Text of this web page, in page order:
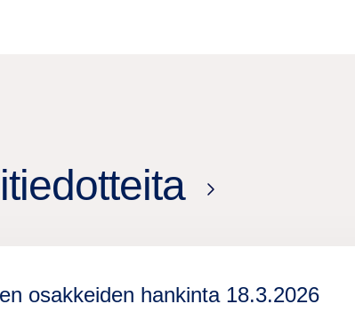
osakkeiden hankinta 18.3.2026